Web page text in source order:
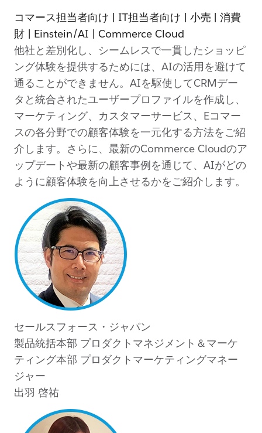
コマース担当者向け | IT担当者向け | 小売 | 消費
財 | Einstein/AI | Commerce Cloud
他社と差別化し、シームレスで一貫したショッピ
ング体験を提供するためには、AIの活用を避けて
通ることができません。AIを駆使してCRMデー
タと統合されたユーザープロファイルを作成し、
マーケティング、カスタマーサービス、Eコマー
スの各分野での顧客体験を一元化する方法をご紹
介します。さらに、最新のCommerce Cloudのア
ップデートや最新の顧客事例を通じて、AIがどの
ように顧客体験を向上させるかをご紹介します。
セールスフォース・ジャパン
製品統括本部 プロダクトマネジメント＆マーケ
ティング本部 プロダクトマーケティングマネー
ジャー
出羽 啓祐